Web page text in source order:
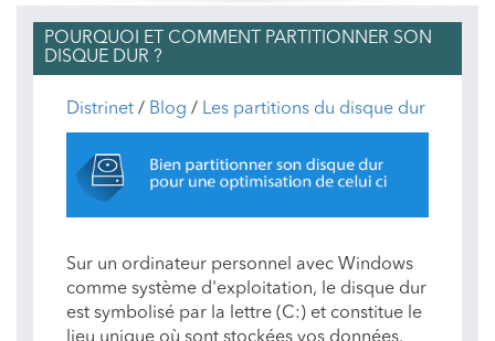
POURQUOI ET COMMENT PARTITIONNER SON
DISQUE DUR ?
Distrinet / Blog / Les partitions du disque dur
Sur un ordinateur personnel avec Windows
comme système d'exploitation, le disque dur
est symbolisé par la lettre (C:) et constitue le